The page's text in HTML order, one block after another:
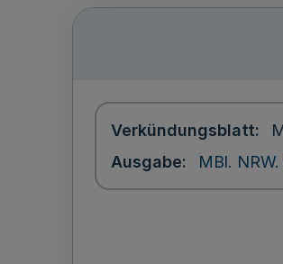
Verkündungsblatt
Ausgabe
MBl.